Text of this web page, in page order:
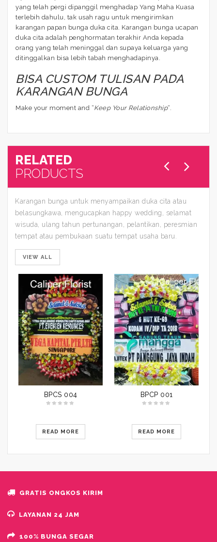
yang telah pergi dipanggil menghadap Yang Maha Kuasa
terlebih dahulu, tak usah ragu untuk mengirimkan
karangan papan bunga duka cita. Karangan bunga ucapan
duka cita adalah penghormatan terakhir Anda kepada
orang yang telah meninggal dan supaya keluarga yang
ditinggalkan bisa lebih tabah menghadapinya.
BISA CUSTOM TULISAN PADA
KARANGAN BUNGA
Make your moment and “Keep Your Relationship“.
RELATED
PRODUCTS
Karangan bunga untuk menyampaikan duka cita atau
belasungkawa, mengucapkan happy wedding, selamat
wisuda, ulang tahun pertunangan, pelantikan, peresmian
tempat atau pembukaan suatu tempat usaha baru.
VIEW ALL
BPCS 004
READ MORE
BPCP 001
READ MORE
GRATIS ONGKOS KIRIM
LAYANAN 24 JAM
100% BUNGA SEGAR